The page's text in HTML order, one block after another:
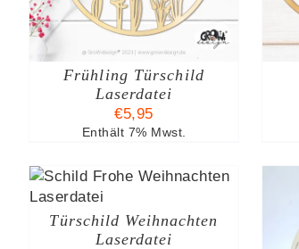
Frühling Türschild
Laserdatei
€5,95
Enthält 7% Mwst.
Türschild Weihnachten
Laserdatei